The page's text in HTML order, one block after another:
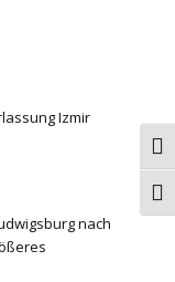
Izmir
nach